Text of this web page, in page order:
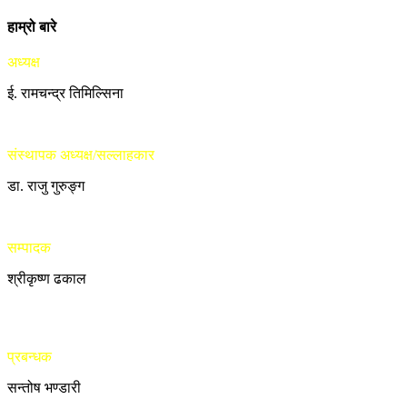
हाम्रो बारे
अध्यक्ष
ई. रामचन्द्र तिमिल्सिना
संस्थापक अध्यक्ष/सल्लाहकार
डा. राजु गुरुङ्ग
सम्पादक
श्रीकृष्ण ढकाल
प्रबन्धक
सन्तोष भण्डारी